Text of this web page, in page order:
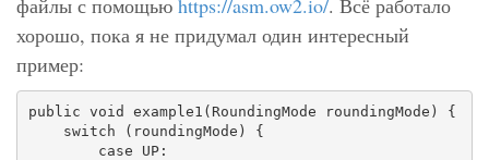
файлы с помощью https://asm.ow2.io/. Всё работало
хорошо, пока я не придумал один интересный
пример:
public void example1(RoundingMode roundingMode) {
    switch (roundingMode) {
        case UP: